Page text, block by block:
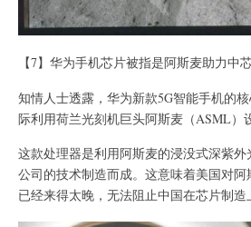
【7】华为手机芯片被指是阿斯麦助力中
知情人士透露，华为新款5G智能手机的
际利用荷兰光刻机巨头阿斯麦（ASML）
这款处理器是利用阿斯麦的浸没式深紫
公司的技术制造而成。这意味着美国对
已经来得太晚，无法阻止中国在芯片制造